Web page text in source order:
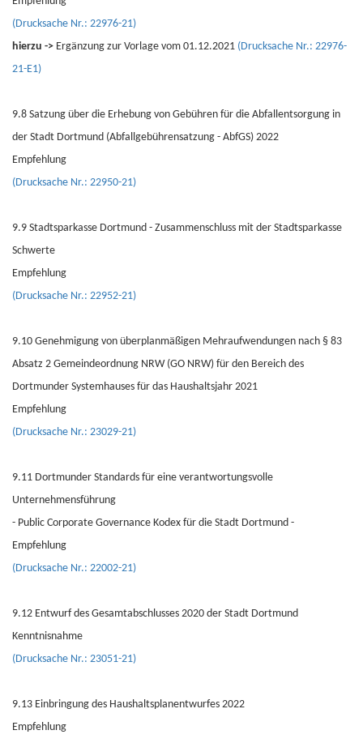
(Drucksache Nr.: 22976-21)
hierzu -> Ergänzung zur Vorlage vom 01.12.2021 (Drucksache Nr.: 22976-
21-E1)
9.8 Satzung über die Erhebung von Gebühren für die Abfallentsorgung in
der Stadt Dortmund (Abfallgebührensatzung - AbfGS) 2022
Empfehlung
(Drucksache Nr.: 22950-21)
9.9 Stadtsparkasse Dortmund - Zusammenschluss mit der Stadtsparkasse
Schwerte
Empfehlung
(Drucksache Nr.: 22952-21)
9.10 Genehmigung von überplanmäßigen Mehraufwendungen nach § 83
Absatz 2 Gemeindeordnung NRW (GO NRW) für den Bereich des
Dortmunder Systemhauses für das Haushaltsjahr 2021
Empfehlung
(Drucksache Nr.: 23029-21)
9.11 Dortmunder Standards für eine verantwortungsvolle
Unternehmensführung
- Public Corporate Governance Kodex für die Stadt Dortmund -
Empfehlung
(Drucksache Nr.: 22002-21)
9.12 Entwurf des Gesamtabschlusses 2020 der Stadt Dortmund
Kenntnisnahme
(Drucksache Nr.: 23051-21)
9.13 Einbringung des Haushaltsplanentwurfes 2022
Empfehlung